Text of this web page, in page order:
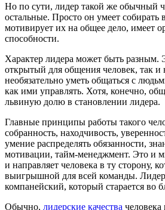
Но по сути, лидер такой же обычный
остальные. Просто он умеет собирать
мотивирует их на общее дело, имеет
способности.
Характер лидера может быть разным.
открытый для общения человек, так и
необязательно уметь общаться с
как ими управлять. Хотя, конечно,
львиную долю в становлении лидера.
Главные принципы работы такого
собранность, находчивость,
умение распределять обязанности,
мотивации, тайм-менеджмент. Это и
и направляет человека в ту сторону,
выигрышной для всей команды.
компанейский, который старается во
Обычно, лидерские качества человека